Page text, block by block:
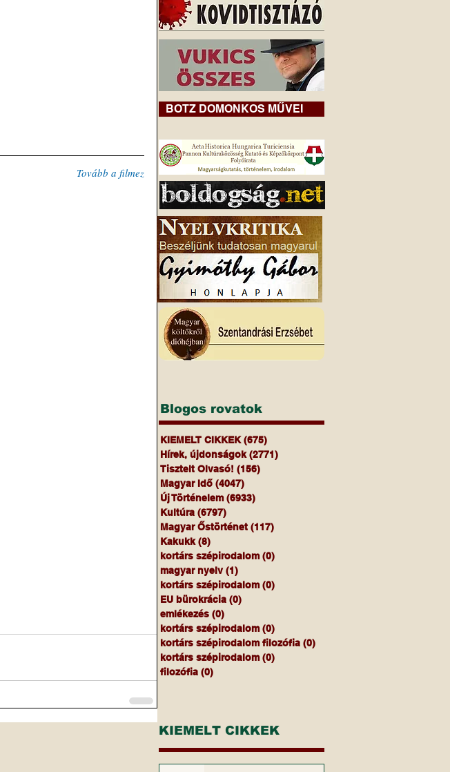
Tovább a filmez
BOTZ DOMONKOS MŰVEI
Blogos rovatok
KIEMELT CIKKEK (675)
Hírek, újdonságok (2771)
Tisztelt Olvasó! (156)
Magyar Idő (4047)
Új Történelem (6933)
Kultúra (6797)
Magyar Őstörténet (117)
Kakukk (8)
kortárs szépirodalom (0)
magyar nyelv (1)
kortárs szépirodalom (0)
EU bürokrácia (0)
emlékezés (0)
kortárs szépirodalom (0)
kortárs szépirodalom filozófia (0)
kortárs szépirodalom (0)
filozófia (0)
KIEMELT CIKKEK